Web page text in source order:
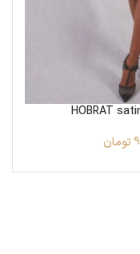
HOBRAT
تومان